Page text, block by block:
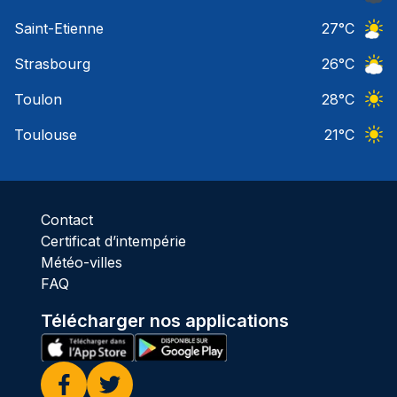
Saint-Etienne
27°C
Strasbourg
26°C
Toulon
28°C
Toulouse
21°C
Contact
Certificat d’intempérie
Météo-villes
FAQ
Télécharger nos applications